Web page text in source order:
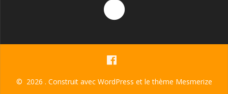
© 2026 . Construit avec WordPress et lethème Mesmerize